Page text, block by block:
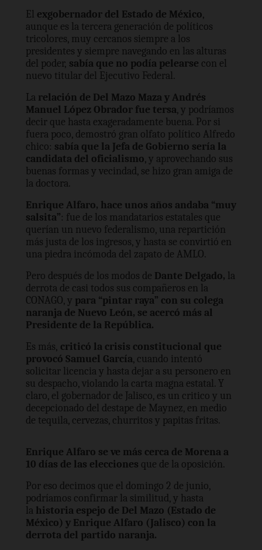
El exgobernador del Estado de México,
aunque es la tercera generación de políticos
tricolores, muy cercanos siempre a los
presidentes y siempre navegando en las alturas
del poder, sabía que no podía pelearse con el
nuevo titular del Ejecutivo Federal.
La relación de Del Mazo Maza y Andrés
Manuel López Obrador fue tersa, y podríamos
decir que hasta exageradamente buena. Por si
fuera poco, demostró gran olfato político Alfredo
chico: sabía que la Jefa de Gobierno sería la
candidata del oficialismo, y aprovechando sus
buenas formas y vecindad, se hizo gran amiga de
la doctora.
Enrique Alfaro, hace unos años andaba “muy
salsita”: fue de los mandatarios estatales que
querían un nuevo federalismo, una repartición
más justa de los ingresos, y hasta se convirtió en
una piedra incómoda del zapato de AMLO.
Pero después de los modos de Dante Delgado, la
derrota de casi todos sus compañeros en la
CONAGO, y para “pintar raya” con su colega
naranja de Nuevo León, se acercó más al
Presidente de la República.
Es más, criticó la crisis constitucional que
provocó Samuel García, cuando intentó
solicitar licencia y hasta dejar a su personero en
su despacho, violando la carta magna estatal. Y
claro, el gobernador de Jalisco, es un critico y un
decepcionado del destape de Maynez, en medio
de tequila, cervezas, churritos y papitas fritas.
Enrique Alfaro se ve más cerca de Morena a
10 días de las elecciones que de la oposición.
Por eso decimos que el domingo 2 de junio,
podríamos confirmar la similitud, y hasta
la historia espejo de Del Mazo (Estado de
México) y Enrique Alfaro (Jalisco) con la
derrota del partido naranja.